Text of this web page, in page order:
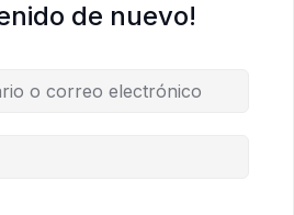
de nuevo!